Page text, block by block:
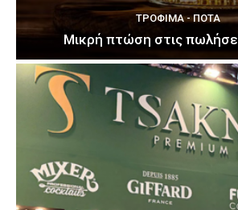
ΤΡΌΦΙΜΑ - ΠΟΤΆ
Μικρή πτώση στις